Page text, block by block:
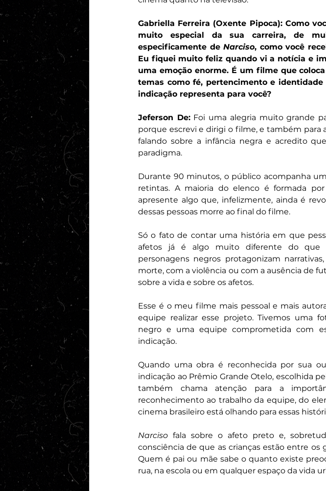
Gabriella Ferreira (Oxente Pipoca): Como
muito especial da sua carreira, de
especificamente de Narciso, como você
Eu fiquei muito feliz quando vi a notícia e
uma emoção enorme. É um filme que
temas como fé, pertencimento e
indicação representa para você?
Jeferson De: Foi uma alegria muito grande
porque escrevi e dirigi o filme, e também para
falando sobre a infância negra e acredito que
paradigma.
Durante 90 minutos, o público acompanha
retintas. A maioria do elenco é formada
apresente algo que, infelizmente, ainda é
dessas pessoas morre ao final do filme.
Só o fato de contar uma história em que
afetos já é algo muito diferente do que
personagens negros protagonizam
morte, com a violência ou com a ausência de
sobre a vida e sobre os afetos.
Esse é o meu filme mais pessoal e mais
equipe realizar esse projeto. Tivemos uma
negro e uma equipe comprometida com
indicação.
Quando uma obra é reconhecida por sua
indicação ao Prêmio Grande Otelo, escolhida
também chama atenção para a
reconhecimento ao trabalho da equipe, do
cinema brasileiro está olhando para essas
Narciso fala sobre o afeto preto e,
consciência de que as crianças estão entre os
Quem é pai ou mãe sabe o quanto existe
rua, na escola ou em qualquer espaço da vida